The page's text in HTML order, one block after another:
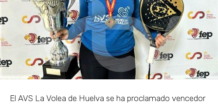
El AVS La Volea de Huelva se ha proclamado vencedor